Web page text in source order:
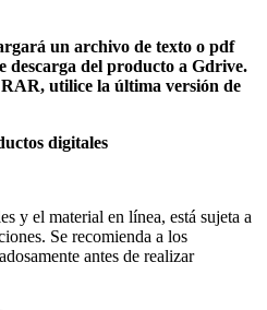
un archivo de texto o pdf
descarga del producto a Gdrive.
utilice la última versión de
digitales
y el material en línea, está sujeta a
Se recomienda a los
antes de realizar